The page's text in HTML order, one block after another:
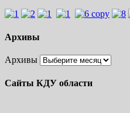
Архивы
Архивы
Сайты КДУ области